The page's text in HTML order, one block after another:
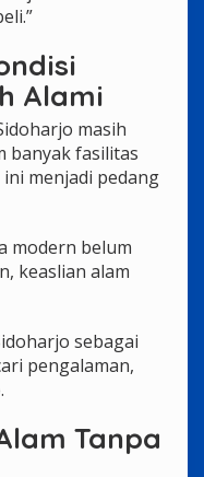
Alami
masih
banyak fasilitas
menjadi pedang
modern belum
keaslian alam
sebagai
pengalaman,
Tanpa